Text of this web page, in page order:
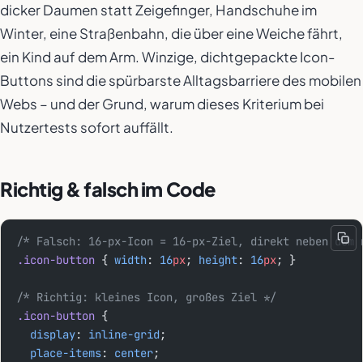
dicker Daumen statt Zeigefinger, Handschuhe im
Winter, eine Straßenbahn, die über eine Weiche fährt,
ein Kind auf dem Arm. Winzige, dichtgepackte Icon-
Buttons sind die spürbarste Alltagsbarriere des mobilen
Webs – und der Grund, warum dieses Kriterium bei
Nutzertests sofort auffällt.
Richtig & falsch im Code
/* Falsch: 16-px-Icon = 16-px-Ziel, direkt neben dem
.icon-button { width: 16px; height: 16px; }
/* Richtig: kleines Icon, großes Ziel */
.icon-button {
  display
: inline-grid ;
  place-items
: center;